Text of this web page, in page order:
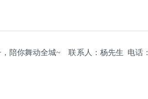
你舞动全城~ 联系人：杨先生 电话：